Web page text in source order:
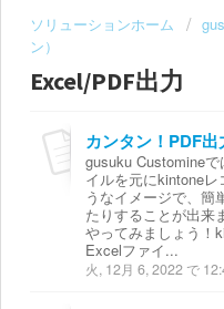
ソリューションホーム
ン）
Excel/PDF出力
カンタン！PDF出
gusuku Customine
イルを元にkintone
うなイメージで、簡
たりすることが出来
やってみましょう！
Excelファイ...
火, 12月 6, 2022 で